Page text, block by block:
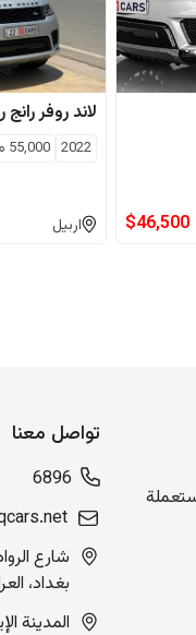
$46,500
لاند روفر
2022
55,000
اربيل
تواصل معنا
6896
بغداد،
المدينة الإيطالية 1، بناية